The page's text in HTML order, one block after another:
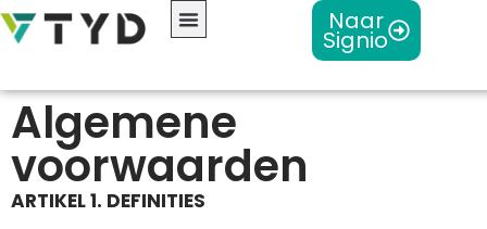
Naar
Signio
Algemene
voorwaarden
ARTIKEL 1. DEFINITIES